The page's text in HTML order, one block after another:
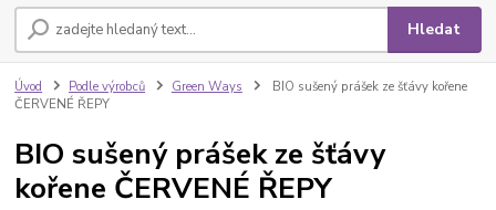
Hledat
Úvod Podle výrobců Green Ways
BIO sušený prášek ze šťávy kořene
ČERVENÉ ŘEPY
BIO sušený prášek ze šťávy
kořene ČERVENÉ ŘEPY